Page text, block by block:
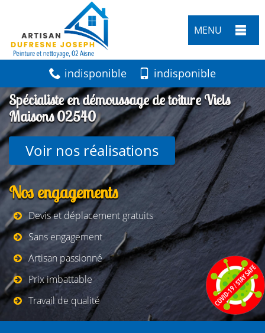
MENU
indisponible indisponible
Spécialiste en démoussage de toiture Viels
Maisons 02540
Voir nos réalisations
Nos engagements
Devis et déplacement gratuits
Sans engagement
Artisan passionné
Prix imbattable
Travail de qualité